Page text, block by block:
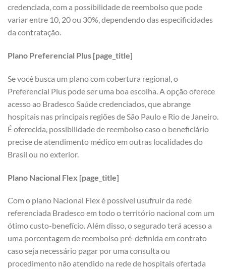
credenciada, com a possibilidade de reembolso que pode
variar entre 10, 20 ou 30%, dependendo das especificidades
da contratação.
Plano Preferencial Plus [page_title]
Se você busca um plano com cobertura regional, o
Preferencial Plus pode ser uma boa escolha. A opção oferece
acesso ao Bradesco Saúde credenciados, que abrange
hospitais nas principais regiões de São Paulo e Rio de Janeiro.
É oferecida, possibilidade de reembolso caso o beneficiário
precise de atendimento médico em outras localidades do
Brasil ou no exterior.
Plano Nacional Flex [page_title]
Com o plano Nacional Flex é possível usufruir da rede
referenciada Bradesco em todo o território nacional com um
ótimo custo-benefício. Além disso, o segurado terá acesso a
uma porcentagem de reembolso pré-definida em contrato
caso seja necessário pagar por uma consulta ou
procedimento não atendido na rede de hospitais ofertada